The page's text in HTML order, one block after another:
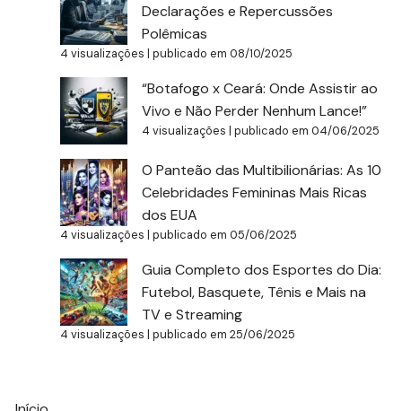
Declarações e Repercussões
Polêmicas
4 visualizações |publicado em 08/10/2025
“Botafogo x Ceará: Onde Assistir ao
Vivo e Não Perder Nenhum Lance!”
4 visualizações |publicado em 04/06/2025
O Panteão das Multibilionárias: As 10
Celebridades Femininas Mais Ricas
dos EUA
4 visualizações |publicado em 05/06/2025
Guia Completo dos Esportes do Dia:
Futebol, Basquete, Tênis e Mais na
TV e Streaming
4 visualizações |publicado em 25/06/2025